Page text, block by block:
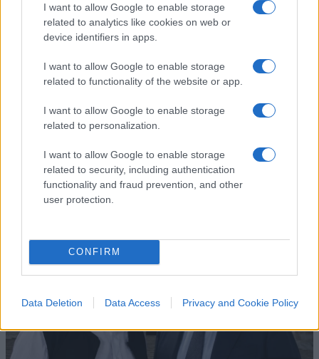
I want to allow Google to enable storage
related to analytics like cookies on web or
device identifiers in apps.
I want to allow Google to enable storage
related to functionality of the website or app.
I want to allow Google to enable storage
related to personalization.
I want to allow Google to enable storage
related to security, including authentication
functionality and fraud prevention, and other
user protection.
CONFIRM
Data Deletion Data Access Privacy and Cookie Policy
Almasri, la falla era nella
legge: cosa dice davvero la
sentenza della Consulta su
Nordio
La sentenza della Corte costituzionale di fatto
Giovanni Terrano
8 Agosto 2026, 15:21